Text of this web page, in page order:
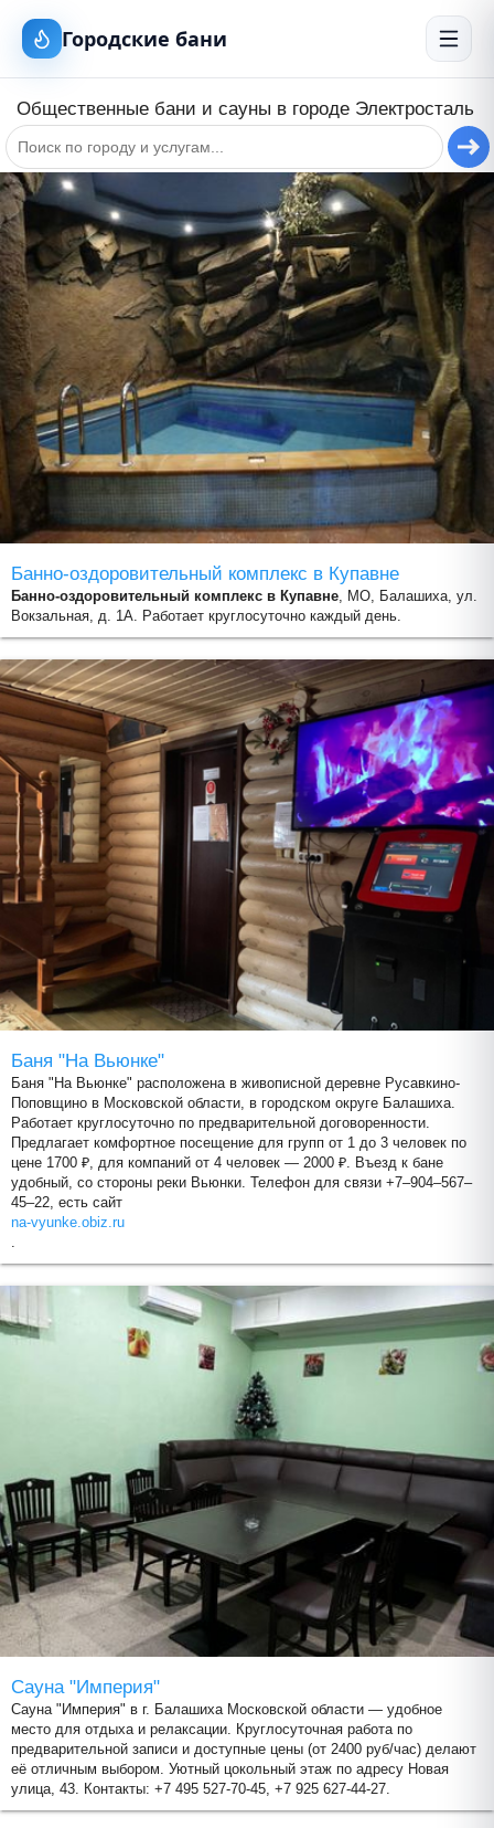
Городские бани
Общественные бани и сауны в городе Электросталь
+
−
Банно-оздоровительный комплекс в Купавне
Банно-оздоровительный комплекс в Купавне, МО, Балашиха, ул.
Вокзальная, д. 1А. Работает круглосуточно каждый день.
Баня "На Вьюнке"
Баня "На Вьюнке" расположена в живописной деревне Русавкино-
Поповщино в Московской области, в городском округе Балашиха.
Работает круглосуточно по предварительной договоренности.
Предлагает комфортное посещение для групп от 1 до 3 человек по
цене 1700 ₽, для компаний от 4 человек — 2000 ₽. Въезд к бане
удобный, со стороны реки Вьюнки. Телефон для связи +7‒904‒567‒
45‒22, есть сайт
na-vyunke.obiz.ru
.
Сауна "Империя"
Сауна "Империя" в г. Балашиха Московской области — удобное
место для отдыха и релаксации. Круглосуточная работа по
предварительной записи и доступные цены (от 2400 руб/час) делают
её отличным выбором. Уютный цокольный этаж по адресу Новая
улица, 43. Контакты: +7 495 527-70-45, +7 925 627-44-27.